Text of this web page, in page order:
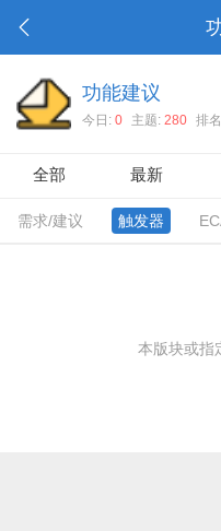
功能建议
今日: 0 主题: 280 排
全部 最新
需求/建议 触发器
本版块或指